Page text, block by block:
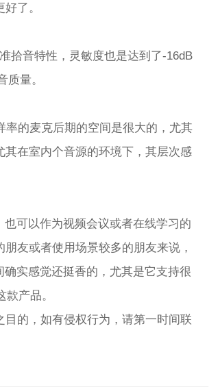
了。
拾音特性，灵敏度也是达到了-16dB
量。
率的麦克后期的空间是很大的，尤其
在室内个音源的环境下，其层次感
可以作为视频会议或者在线学习的
友或者使用场景较多的朋友来说，
实感觉还挺香的，尤其是它支持很
产品。
的，如有侵权行为，请第一时间联